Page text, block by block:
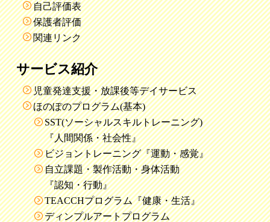
自己評価表
保護者評価
関連リンク
サービス紹介
児童発達支援・放課後等デイサービス
ほのぽのプログラム(基本)
SST(ソーシャルスキルトレーニング)
『人間関係・社会性』
ビジョントレーニング『運動・感覚』
自立課題・製作活動・身体活動
『認知・行動』
TEACCHプログラム『健康・生活』
ディンプルアートプログラム